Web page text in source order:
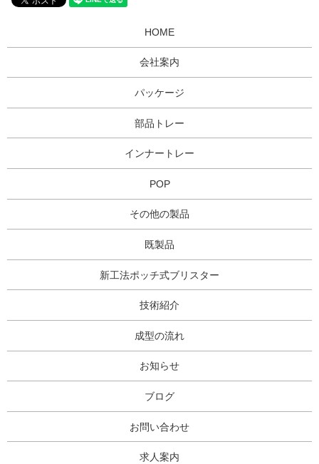
HOME
会社案内
パッケージ
部品トレー
インナートレー
POP
その他の製品
既製品
新工法ポッチ式ブリスター
技術紹介
成型の流れ
お知らせ
ブログ
お問い合わせ
求人案内